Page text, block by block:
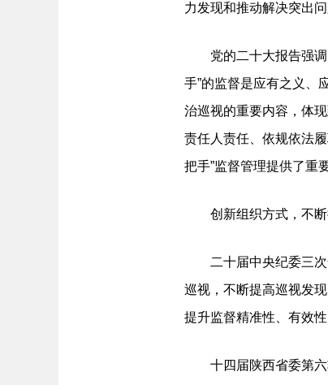
力发现和推动解决突出
党的二十大报告强调
手”的监督是应有之义、
治巡视的重要内容，体
责任人责任、依规依法
把手”监督管理提供了重
创新组织方式，不断
二十届中央纪委三次
巡视，不断提高巡视发
提升监督精准性、有效性
十四届陕西省委第六